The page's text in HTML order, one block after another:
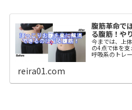
腹筋革命で
る腹筋！や
今までは、上
の4点で体を支え
呼吸系のトレーニン
「腹筋革命
者となる中村
reira01.com